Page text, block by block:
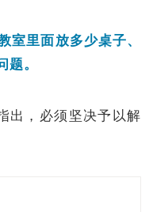
室里面放多少桌子、
。
，必须坚决予以解